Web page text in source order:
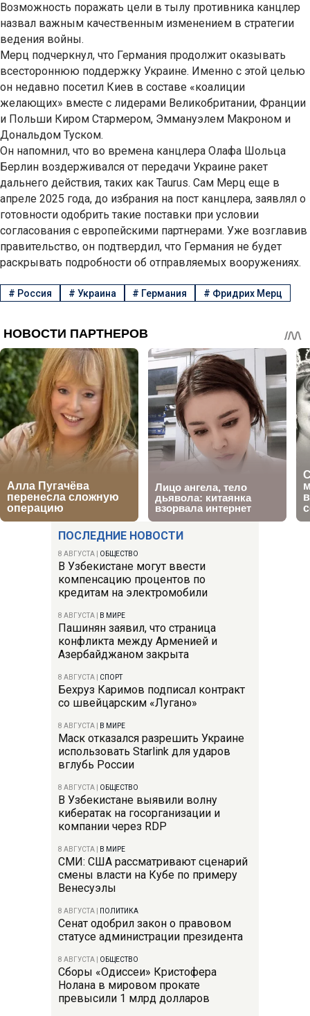
ПОСЛЕДНИЕ НОВОСТИ
8 АВГУСТА ОБЩЕСТВО
В Узбекистане могут ввести
компенсацию процентов по
кредитам на электромобили
8 АВГУСТА В МИРЕ
Пашинян заявил, что страница
конфликта между Арменией и
Азербайджаном закрыта
8 АВГУСТА СПОРТ
Бехруз Каримов подписал контракт
со швейцарским «Лугано»
8 АВГУСТА В МИРЕ
Маск отказался разрешить Украине
использовать Starlink для ударов
вглубь России
8 АВГУСТА ОБЩЕСТВО
В Узбекистане выявили волну
кибератак на госорганизации и
компании через RDP
8 АВГУСТА В МИРЕ
СМИ: США рассматривают сценарий
смены власти на Кубе по примеру
Венесуэлы
8 АВГУСТА ПОЛИТИКА
Сенат одобрил закон о правовом
статусе администрации президента
8 АВГУСТА ОБЩЕСТВО
Сборы «Одиссеи» Кристофера
Нолана в мировом прокате
превысили 1 млрд долларов
Возможность поражать цели в тылу противника канцлер
назвал важным качественным изменением в стратегии
ведения войны.
Мерц подчеркнул, что Германия продолжит оказывать
всестороннюю поддержку Украине. Именно с этой целью
он недавно посетил Киев в составе «коалиции
желающих» вместе с лидерами Великобритании, Франции
и Польши Киром Стармером, Эммануэлем Макроном и
Дональдом Туском.
Он напомнил, что во времена канцлера Олафа Шольца
Берлин воздерживался от передачи Украине ракет
дальнего действия, таких как Taurus. Сам Мерц еще в
апреле 2025 года, до избрания на пост канцлера, заявлял о
готовности одобрить такие поставки при условии
согласования с европейскими партнерами. Уже возглавив
правительство, он подтвердил, что Германия не будет
раскрывать подробности об отправляемых вооружениях.
# Россия # Украина # Германия # Фридрих Мерц